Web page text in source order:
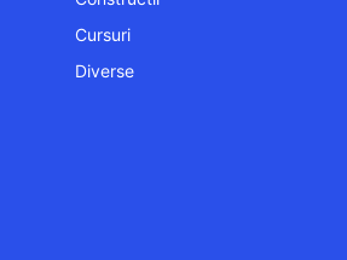
Cursuri
Diverse